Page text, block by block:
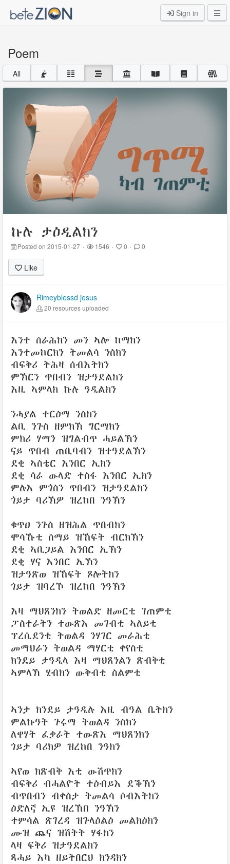
Sign in
Poem
All
ኩሉ ታዕዲልክን
Posted on 2015-01-27 · 1546 · 0 · 0
Like
Rimeyblessd jesus
20 resources uploaded
እንተ ሰራሕክን መን ኣሎ ከማክን
እንተመከርክን ትመልሳ ንስክን
ብፍቅሪ ትሕዛ ሰብእትክን
ምኽርን ጥበብን ዝታዓደልክን
እዚ ኣምላክ ኩሉ ዓዲልክን
ንሓያል ተርዕማ ንስክን
ልቢ ንጉስ ዘምክኽ ግርማክን
ምክሪ ሃማን ዝግልብጥ ሓይልኽን
ናይ ጥበብ ጠቢባብን ዝተዓደልኽን
ደቂ ኣስቴር እንበር ኢክን
ደቂ ሳራ ውላድ ተስፋ እንበር ኢክን
ምሉእ ምጎስን ጥበብን ዝታዓደልክን
ጎይታ ባሪኽዎ ዝረከበ ንዓኽን
ቁጥዐ ንጉስ ዘዝሕል ጥበብክን
ሞሳኹቲ ሰማይ ዝኸፍት ብርክኽን
ደቂ ኣቢጋይል እንበር ኢኽን
ደቂ ሃና እንበር ኢኽን
ዝታዓጽወ ዝኸፍት ጾሎትክን
ጎይታ ዝባረኾ ዝረከበ ንዓኽን
እዛ ማህጸንክን ትወልድ ዘመርቲ ገጠምቲ
ፓስተራትን ተውጽእ መገብቲ ኣለይቲ
ፕረሲደንቲ ትወልዳ ንሃገር መራሕቲ
መማህራን ትወልዳ ማሃርቲ ቀየስቲ
ክንደይ ታዓዲላ እዛ ማህጸንልን ጽብቅቲ
ኣምላኽ ሂብክን ውቅብቲ ስልምቲ
ኣንታ ክንደይ ታዓዲሉ እዚ ብዓል ቤትክን
ምልኩዓት ጉሩማ ትወልዳ ንስክን
ለዋሃት ፈቃራት ተውጽእ ማህጸንክን
ጎይታ ባሪክዎ ዝረከበ ንዓክን
ኣየወ ክጽብቅ እቲ ውሽጥክን
ብፍቅሪ ብሓልዮት ተዕብይእ ደቕኽን
ብጥበብን ብቀስታ ትመልሳ ሶብእትክን
ዕድለኛ ኢዩ ዝረኸበ ንዓኽን
ተምሳል ጽገረዳ ዝጉላዕልዕ መልክዕክን
ሙዝ ጨና ዝሽትት ሃፋክን
ላዛ ፍቅሪ ዝታዓደልክን
ጻሓይ እካ ዘይትበርህ ክንዳክን